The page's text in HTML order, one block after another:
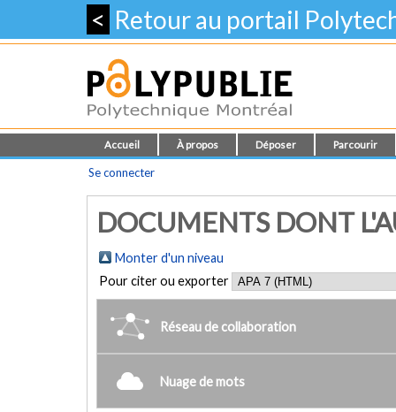
< Retour au portail
Accueil À propos Déposer Parcourir
Se connecter
DOCUMENTS DONT
Monter d'un niveau
Pour citer ou exporter
Réseau de collaboration
Nuage de mots